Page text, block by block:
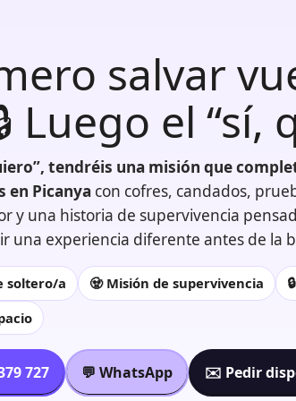
salvar
Luego el “sí,
tendréis una misión que
en Picanya con cofres, candados,
y una historia de supervivencia
una experiencia diferente antes de la
soltero/a 🧟 Misión de supervivencia
727 💬 WhatsApp ✉️ Pedir